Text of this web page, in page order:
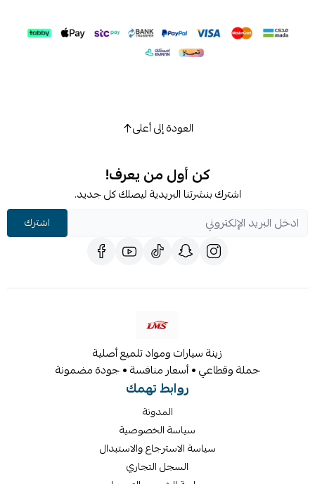
العودة إلى أعلى
كن أول من يعرف!
اشترك بنشرتنا البريدية ليصلك كل جديد.
اشترك
زينة سيارات ومواد تلميع أصلية
جملة وقطاعي • أسعار منافسة • جودة مضمونة
روابط تهمك
المدونة
سياسة الخصوصية
سياسة الاسترجاع والاستبدال
السجل التجاري